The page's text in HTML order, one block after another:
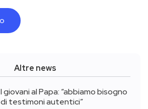
Altre news
I giovani al Papa: “abbiamo bisogno
di testimoni autentici”